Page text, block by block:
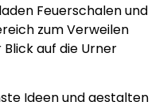
Feuerschalen und
zum Verweilen
auf die Urner
Ideen und gestalten